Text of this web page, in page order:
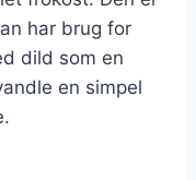
har brug for
dild som en
en simpel